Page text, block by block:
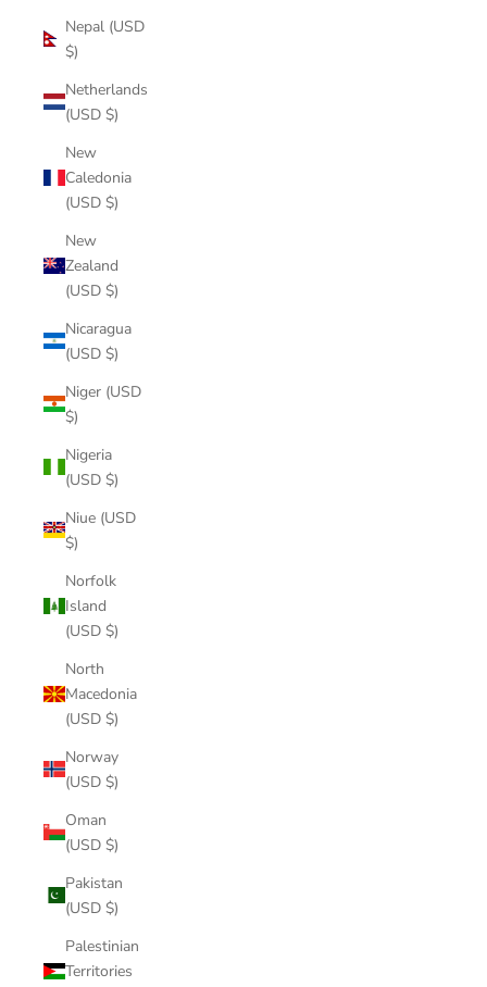
Nepal (USD
$)
Netherlands
(USD $)
New
Caledonia
(USD $)
New
Zealand
(USD $)
Nicaragua
(USD $)
Niger (USD
$)
Nigeria
(USD $)
Niue (USD
$)
Norfolk
Island
(USD $)
North
Macedonia
(USD $)
Norway
(USD $)
Oman
(USD $)
Pakistan
(USD $)
Palestinian
Territories